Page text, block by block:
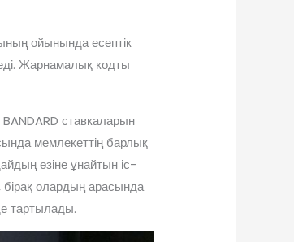
ойынында есептік
Жарнамалық кодты
ставкаларын
мемлекеттің барлық
өзіне ұнайтын іс-
бірақ олардың арасында
тартылады.